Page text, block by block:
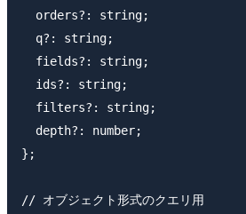
  orders?: string;
  q?: string;
  fields?: string;
  ids?: string;
  filters?: string;
  depth?: number;
};
// オブジェクト形式のクエリ用